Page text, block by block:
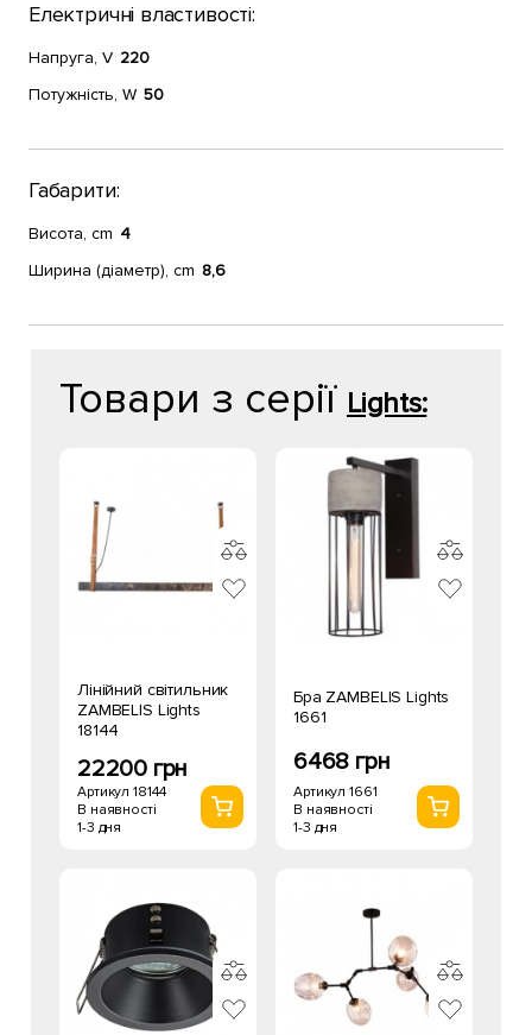
Електричні властивості:
Напруга, V 220
Потужність, W 50
Габарити:
Висота, cm 4
Ширина (діаметр), cm 8,6
Товари з серії Lights:
Лінійний світильник
ZAMBELIS Lights
18144
22200 грн
Артикул 18144
В наявності
1-3 дня
Бра ZAMBELIS Lights
1661
6468 грн
Артикул 1661
В наявності
1-3 дня